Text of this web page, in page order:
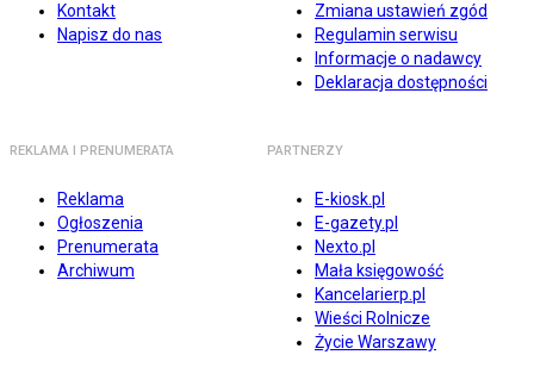
Kontakt
Napisz do nas
Zmiana ustawień zgód
Regulamin serwisu
Informacje o nadawcy
Deklaracja dostępności
REKLAMA I PRENUMERATA
Reklama
Ogłoszenia
Prenumerata
Archiwum
PARTNERZY
E-kiosk.pl
E-gazety.pl
Nexto.pl
Mała księgowość
Kancelarierp.pl
Wieści Rolnicze
Życie Warszawy